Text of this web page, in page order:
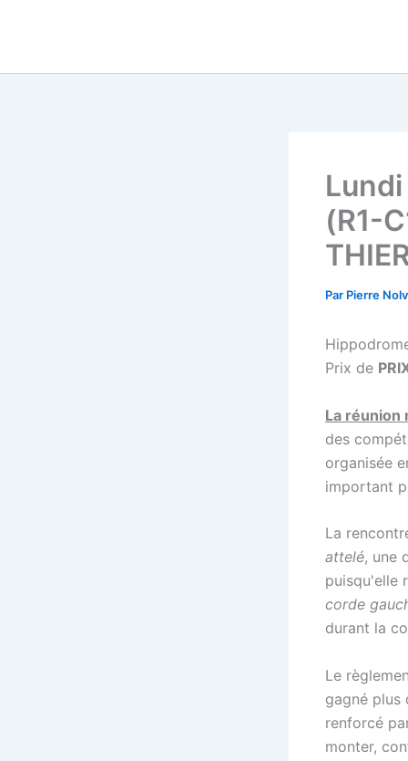
(R1-
Par Pierre
Prix de
La réunion
des
organisée
important
La
attelé, une
puisqu'elle
corde
durant la
Le
gagné
renforcé
monter,